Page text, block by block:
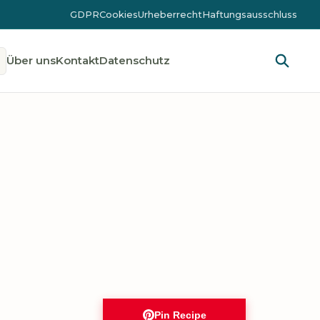
GDPRCookiesUrheberrechtHaftungsausschluss
Über unsKontaktDatenschutz
Pin Recipe